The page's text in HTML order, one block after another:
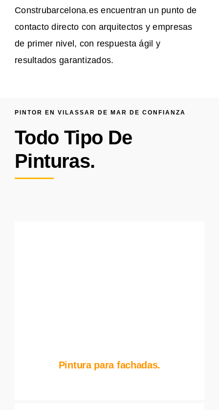
Construbarcelona.es encuentran un punto de
contacto directo con arquitectos y empresas
de primer nivel, con respuesta ágil y
resultados garantizados.
PINTOR EN VILASSAR DE MAR DE CONFIANZA
Todo Tipo De
Pinturas.
Pintura para fachadas.